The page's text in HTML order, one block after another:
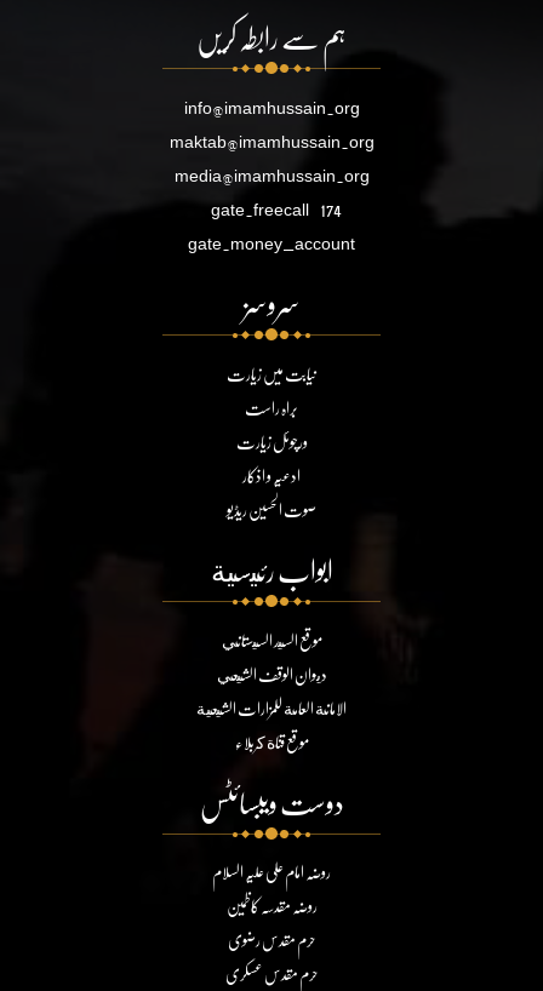
ہم سے رابطہ کریں
info@imamhussain.org
maktab@imamhussain.org
media@imamhussain.org
gate.freecall 174
gate.money_account
سروسز
نیابت میں زیارت
براہ راست
ورچوئل زیارت
ادعیہ و اذکار
صوت الحسین ریڈیو
ابواب رئيسية
موقع السيد السيستاني
ديوان الوقف الشيعي
الامانة العامة للمزارات الشيعية
موقع قناة كربلاء
دوست ویبسائٹس
روضہ امام علی علیہ السلام
روضہ مقدسہ کاظمین
حرم مقدس رضوی
حرم مقدس عسکری